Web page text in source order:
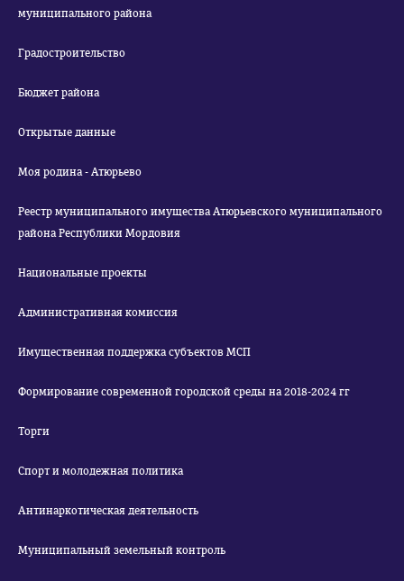
муниципального района
Градостроительство
Бюджет района
Открытые данные
Моя родина - Атюрьево
Реестр муниципального имущества Атюрьевского муниципального
района Республики Мордовия
Национальные проекты
Административная комиссия
Имущественная поддержка субъектов МСП
Формирование современной городской среды на 2018-2024 гг
Торги
Спорт и молодежная политика
Антинаркотическая деятельность
Муниципальный земельный контроль